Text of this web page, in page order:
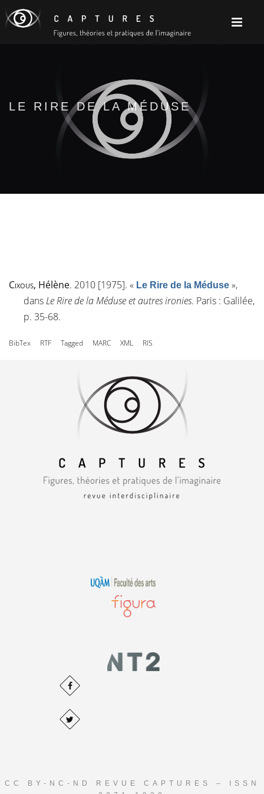
LE RIRE DE LA MÉDUSE
Cixous, Hélène. 2010 [1975]. « Le Rire de la Méduse »,
dansLe Rire de la Méduse et autres ironies. Paris : Galilée,
p. 35-68.
BibTex RTF Tagged MARC XML RIS
CC BY-NC-ND REVUE CAPTURES – ISSN